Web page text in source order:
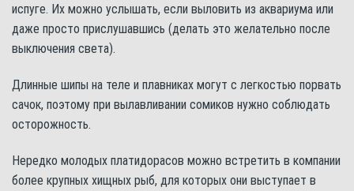
испуге. Их можно услышать, если выловить из аквариума или
даже просто прислушавшись (делать это желательно после
выключения света).
Длинные шипы на теле и плавниках могут с легкостью порвать
сачок, поэтому при вылавливании сомиков нужно соблюдать
осторожность.
Нередко молодых платидорасов можно встретить в компании
более крупных хищных рыб, для которых они выступает в